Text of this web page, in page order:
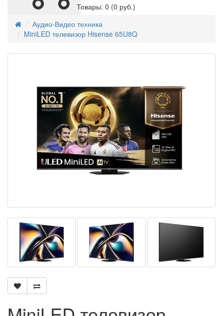
Товары: 0 (0 руб.)
Аудио-Видео техника
MiniLED телевизор Hisense 65U8Q